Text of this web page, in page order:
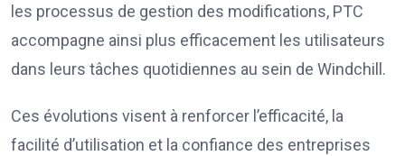
les processus de gestion des modifications, PTC
accompagne ainsi plus efficacement les utilisateurs
dans leurs tâches quotidiennes au sein de Windchill.
Ces évolutions visent à renforcer l’efficacité, la
facilité d’utilisation et la confiance des entreprises